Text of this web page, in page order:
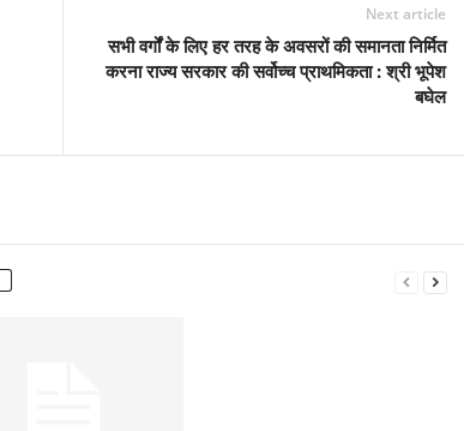
Next article
सभी वर्गों के लिए हर तरह के अवसरों की समानता निर्मित
करना राज्य सरकार की सर्वोच्च प्राथमिकता : श्री भूपेश
बघेल